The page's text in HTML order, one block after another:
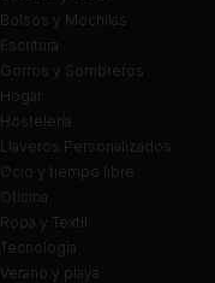
Bolsos y Mochilas
Escritura
Gorros y Sombreros
Hogar
Hostelería
Llaveros Personalizados
Ocio y tiempo libre
Oficina
Ropa y Textil
Tecnología
Verano y playa